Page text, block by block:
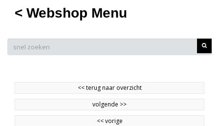
< Webshop Menu
<<terug naar overzicht
volgende >>
<<vorige